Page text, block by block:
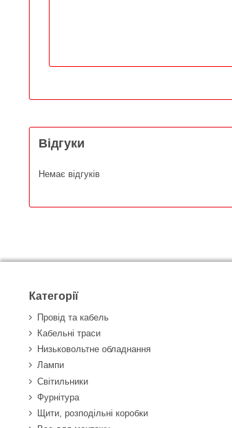
Відгуки
Немає відгуків
Категорії
Провід та кабель
Кабельні траси
Низьковольтне обладнання
Лампи
Світильники
Фурнітура
Щити, розподільні коробки